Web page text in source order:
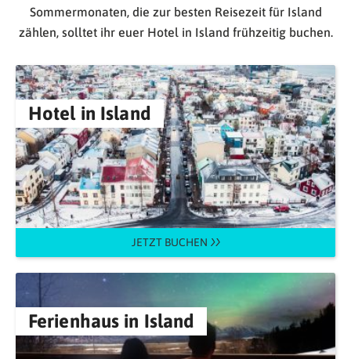
Sommermonaten, die zur besten Reisezeit für Island
zählen, solltet ihr euer Hotel in Island frühzeitig buchen.
Hotel in Island
JETZT BUCHEN
Ferienhaus in Island